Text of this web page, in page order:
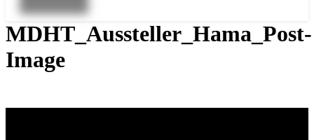
MDHT_Aussteller_Hama_Post-
Image